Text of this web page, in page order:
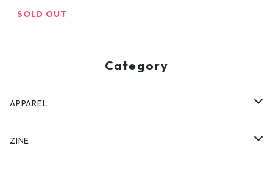
SOLD OUT
Category
APPAREL
Tee
ZINE